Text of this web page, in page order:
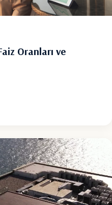
Oranları ve